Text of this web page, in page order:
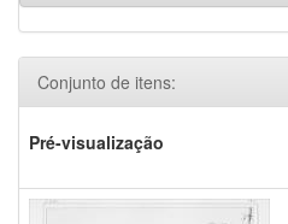
Conjunto de itens:
Pré-visualização